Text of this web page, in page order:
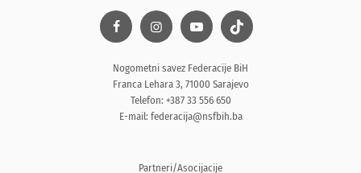
Nogometni savez Federacije BiH
Franca Lehara 3, 71000 Sarajevo
Telefon: +387 33 556 650
E-mail: federacija@nsfbih.ba
Partneri/Asocijacije